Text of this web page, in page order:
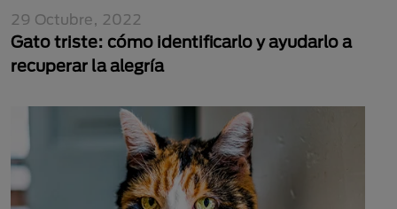
29 Octubre, 2022
Gato triste: cómo identificarlo y ayudarlo a
recuperar la alegría